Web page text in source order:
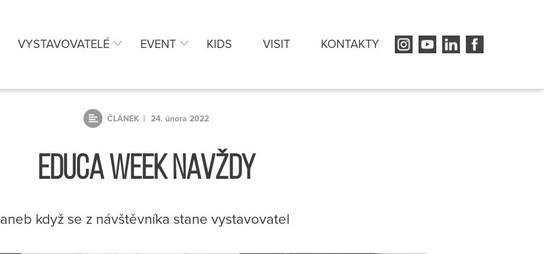
VYSTAVOVATELÉ EVENT KIDS VISIT KONTAKTY
ČLÁNEK 24. února 2022
EDUCA WEEK NAVŽDY
aneb když se z návštěvníka stane vystavovatel